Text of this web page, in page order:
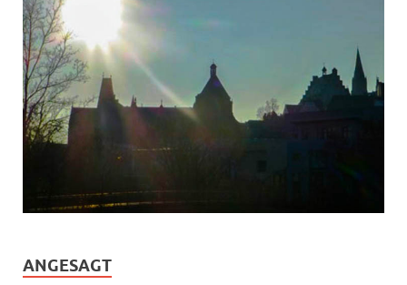
ANGESAGT